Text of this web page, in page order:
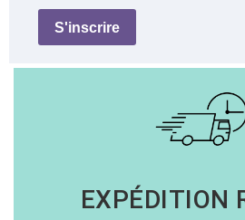
S'inscrire
EXPÉDITION